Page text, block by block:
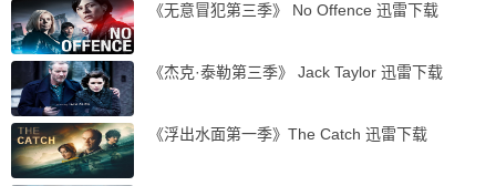
《无意冒犯第三季》 No Offence 迅雷下载
《杰克·泰勒第三季》 Jack Taylor 迅雷下载
《浮出水面第一季》The Catch 迅雷下载